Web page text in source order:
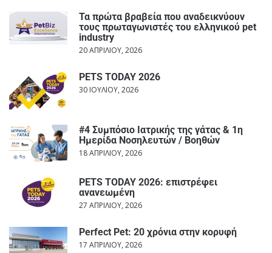
Τα πρώτα βραβεία που αναδεικνύουν
τους πρωταγωνιστές του ελληνικού pet
industry
20 ΑΠΡΙΛΊΟΥ, 2026
PETS TODAY 2026
30 ΙΟΥΛΊΟΥ, 2026
#4 Συμπόσιο Ιατρικής της γάτας & 1η
Ημερίδα Νοσηλευτών / Βοηθών
18 ΑΠΡΙΛΊΟΥ, 2026
PETS TODAY 2026: επιστρέφει
ανανεωμένη
27 ΑΠΡΙΛΊΟΥ, 2026
Perfect Pet: 20 χρόνια στην κορυφή
17 ΑΠΡΙΛΊΟΥ, 2026